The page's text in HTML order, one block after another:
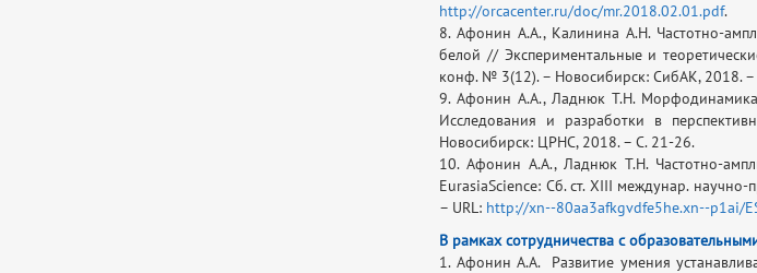
http://orcacenter.ru/doc/mr.2018.02.01.pdf.
8. Афонин А.А., Калинина А.Н. Частотно-
белой // Экспериментальные и
конф. № 3(12). – Новосибирск: СибАК, 2018. –
9. Афонин А.А., Ладнюк Т.Н.
Исследования и разработки в
Новосибирск: ЦРНС, 2018. – С. 21-26.
10. Афонин А.А., Ладнюк Т.Н. Частотно-
EurasiaScience: Сб. ст. XIII междунар.
– URL: http://xn--80aa3afkgvdfe5he.xn--p1ai/
В рамках сотрудничества с
1. Афонин А.А. Развитие умения